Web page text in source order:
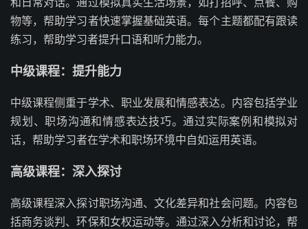
物等，帮助学习者快速掌握基础英语。每个主题都配有跟读
练习，帮助学习者提升口语和听力能力。
中级课程：提升能力
中级课程侧重于学术、职业发展和情感表达。内容包括学业
规划、职场沟通和情感表达技巧。通过实际案例和模拟对
话，帮助学习者在学术和职场环境中自如运用英语。
高级课程：深入探讨
高级课程深入探讨职场沟通、文化差异和社会问题。内容包
括商务谈判、环保和女权运动等。通过深入分析和讨论，帮